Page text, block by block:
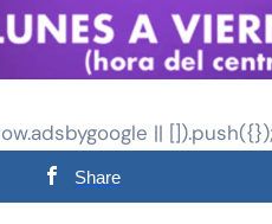
|| []).push({});
Share